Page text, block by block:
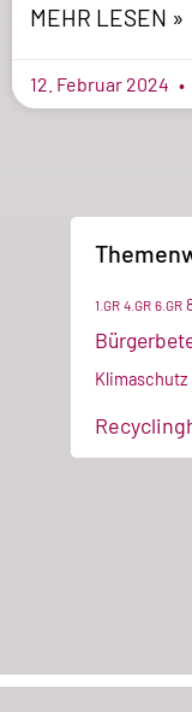
MEHR LESEN »
12. Februar 2024
1.GR 4.GR 6.GR
Klimaschutz